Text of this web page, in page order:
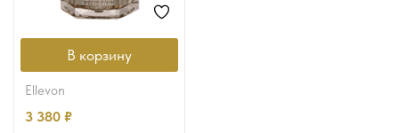
В корзину
ellevon
3 380 ₽